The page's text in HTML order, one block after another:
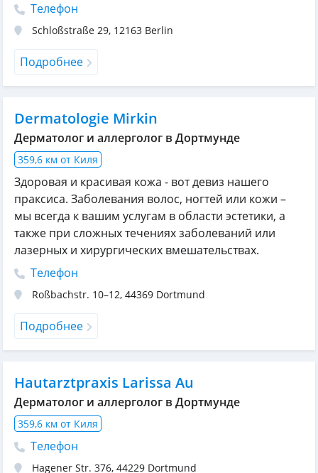
Телефон
Schloßstraße 29, 12163 Berlin
Подробнее
Dermatologie Mirkin
Дерматолог и аллерголог в Дортмунде
359,6 км от Киля
Здоровая и красивая кожа - вот девиз нашего
праксиса. Заболевания волос, ногтей или кожи –
мы всегда к вашим услугам в области эстетики, а
также при сложных течениях заболеваний или
лазерных и хирургических вмешательствах.
Телефон
Roßbachstr. 10–12, 44369 Dortmund
Подробнее
Hautarztpraxis Larissa Au
Дерматолог и аллерголог в Дортмунде
359,6 км от Киля
Телефон
Hagener Str. 376, 44229 Dortmund